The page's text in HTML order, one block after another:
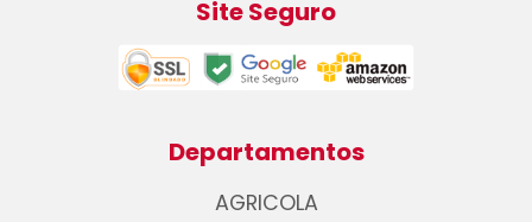
Site Seguro
Departamentos
AGRICOLA